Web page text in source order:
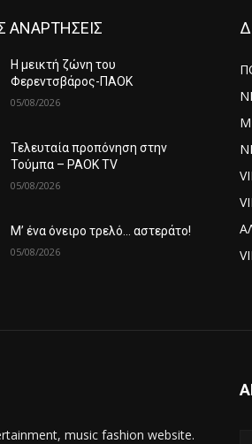
ΑΝΑΡΤΗΣΕΙΣ
Η μεικτή ζώνη του
Φερεντσβάρος-ΠΑΟΚ
05/08/2026
Τελευταία προπόνηση στην
Τούμπα – PAOK TV
05/08/2026
Μ’ ένα όνειρο τρελό… αστεράτο!
05/08/2026
music fashion website.